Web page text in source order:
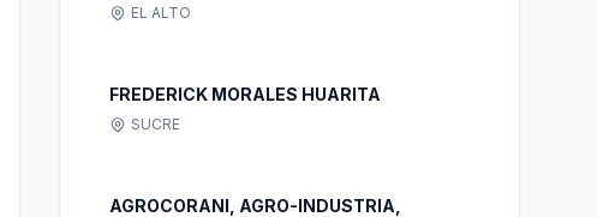
S.R.L.EL ALTO
FREDERICK MORALES HUARITA
SUCRE
AGROCORANI, AGRO-INDUSTRIA,